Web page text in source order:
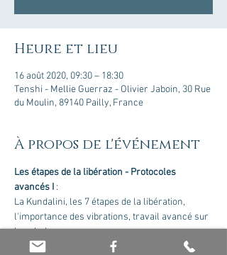
Heure et lieu
16 août 2020, 09:30 – 18:30
Tenshi - Mellie Guerraz - Olivier Jaboin, 30 Rue
du Moulin, 89140 Pailly, France
À propos de l'événement
Les étapes de la libération - Protocoles
avancés I :
La Kundalini, les 7 étapes de la libération,
l'importance des vibrations, travail avancé sur
les chakras ...
Formateur : Olivier Jaboin. Nous contacter